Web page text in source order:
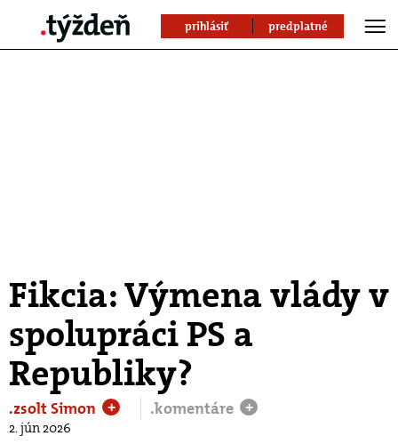
prihlásiť predplatné
Fikcia: Výmena vlády v
spolupráci PS a
Republiky?
.zsolt Simon + .komentáre +
2. jún 2026